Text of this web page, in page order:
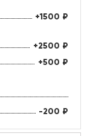
+1500 ₽
+2500 ₽
+500 ₽
-200 ₽